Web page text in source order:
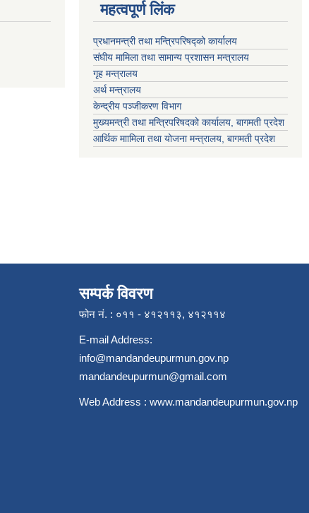
महत्वपूर्ण लिंक
प्रधानमन्त्री तथा मन्त्रिपरिषद्को कार्यालय
संघीय मामिला तथा सामान्य प्रशासन मन्त्रालय
गृह मन्त्रालय
अर्थ मन्त्रालय
केन्द्रीय पञ्जीकरण विभाग
मुख्यमन्त्री तथा मन्त्रिपरिषदको कार्यालय, बागमती प्रदेश
आर्थिक माामिला तथा योजना मन्त्रालय, बागमती प्रदेश
सम्पर्क विवरण
फोन नं. : ०११ - ४१२११३, ४१२११४
E-mail Address:
info@mandandeupurmun.gov.np
mandandeupurmun@gmail.com
Web Address : www.mandandeupurmun.gov.np